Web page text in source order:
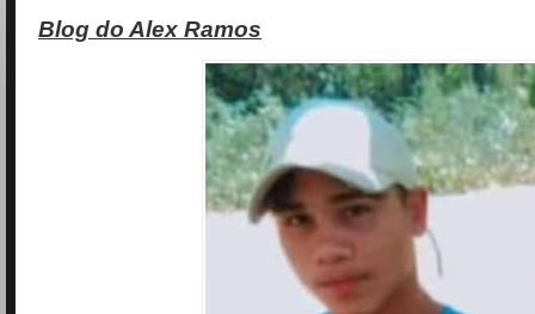
Blog do Alex Ramos